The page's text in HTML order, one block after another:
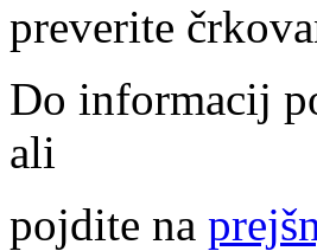
preverite
Do informacij
ali
pojdite na